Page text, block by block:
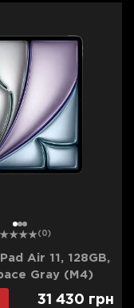
12
(0)
Air 11, 128GB,
Gray (M4)
(2026)
31 430 грн